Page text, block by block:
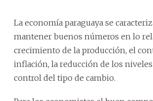
La economía paraguaya se
mantener buenos números en lo
crecimiento de la producción, el
inflación, la reducción de los
control del tipo de cambio.